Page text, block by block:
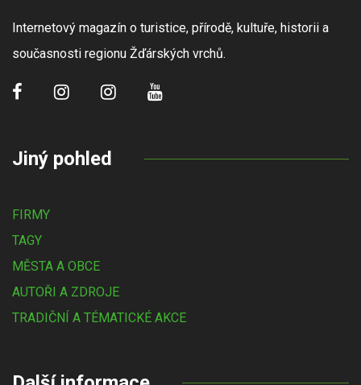
Internetový magazín o turistice, přírodě, kultuře, historii a
současnosti regionu Žďárských vrchů.
Jiný pohled
FIRMY
TAGY
MĚSTA A OBCE
AUTOŘI A ZDROJE
TRADIČNÍ A TÉMATICKÉ AKCE